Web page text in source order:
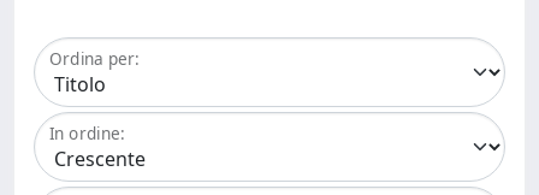
Ordina per:
In ordine: